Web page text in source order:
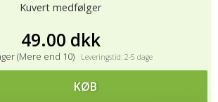
Kuvert medfølger
49.00 dkk
(Mere end 10) Leveringstid: 2-5 dage
KØB